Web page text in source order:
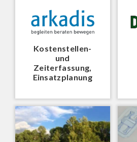
Kostenstellen-
und
Zeiterfassung,
Einsatzplanung